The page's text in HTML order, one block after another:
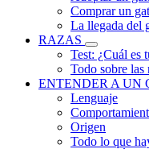
Comprar un
La llegada del
RAZAS
Test: ¿Cuál es
Todo sobre las
ENTENDER A UN
Lenguaje
Origen
Todo lo que